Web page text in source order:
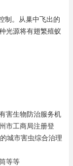
制。从巢中飞出的
光源将有翅繁殖蚁
害生物防治服务机
市工商局注册登
城市害虫综合治理
等等